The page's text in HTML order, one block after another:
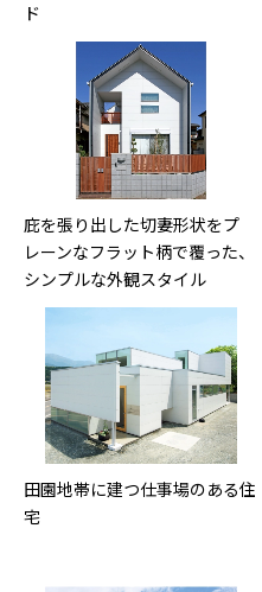
ド
庇を張り出した切妻形状をプ
レーンなフラット柄で覆った、
シンプルな外観スタイル
田園地帯に建つ仕事場のある住
宅